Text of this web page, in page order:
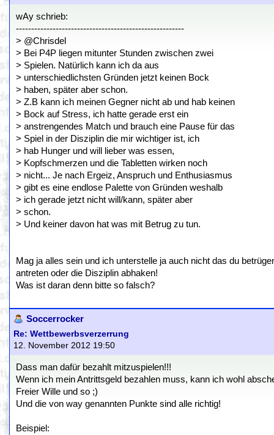
wAy schrieb:
-------------------------------------------------------
> @Chrisdel
> Bei P4P liegen mitunter Stunden zwischen zwei
> Spielen. Natürlich kann ich da aus
> unterschiedlichsten Gründen jetzt keinen Bock
> haben, später aber schon.
> Z.B kann ich meinen Gegner nicht ab und hab keinen
> Bock auf Stress, ich hatte gerade erst ein
> anstrengendes Match und brauch eine Pause für das
> Spiel in der Disziplin die mir wichtiger ist, ich
> hab Hunger und will lieber was essen,
> Kopfschmerzen und die Tabletten wirken noch
> nicht... Je nach Ergeiz, Anspruch und Enthusiasmus
> gibt es eine endlose Palette von Gründen weshalb
> ich gerade jetzt nicht will/kann, später aber
> schon.
> Und keiner davon hat was mit Betrug zu tun.
Mag ja alles sein und ich unterstelle ja auch nicht das du
antreten oder die Disziplin abhaken!
Was ist daran denn bitte so falsch?
Soccerrocker
Re: Wettbewerbsverzerrung
12. November 2012 19:50
Dass man dafür bezahlt mitzuspielen!!!
Wenn ich mein Antrittsgeld bezahlen muss, kann ich wohl
Freier Wille und so ;)
Und die von way genannten Punkte sind alle richtig!
Beispiel: